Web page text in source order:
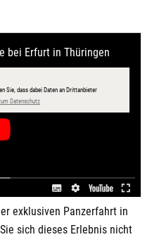
bei Erfurt in Thüringen
Sie, dass dabei Daten an Drittanbieter
Datenschutzöffnet in neuem Fenster
exklusiven Panzerfahrt in
sich dieses Erlebnis nicht